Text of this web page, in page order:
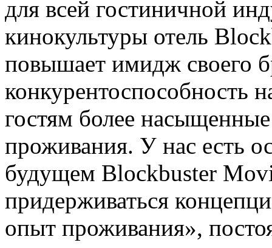
для всей гостиничной
кинокультуры отель
повышает имидж своего
конкурентоспособность
гостям более
проживания. У нас есть
будущем Blockbuster
придерживаться
опыт проживания»,